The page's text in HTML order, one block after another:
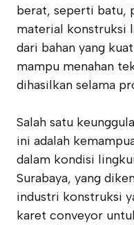
berat, seperti batu,
material konstruksi
dari bahan yang
mampu menahan
dihasilkan selama
Salah satu
ini adalah
dalam kondisi
Surabaya, yang
industri konstruksi
karet conveyor